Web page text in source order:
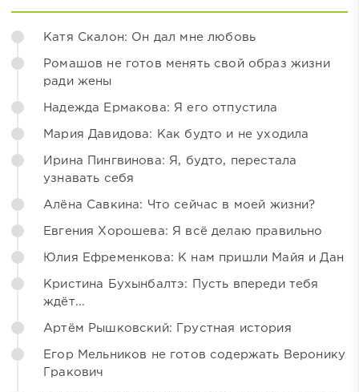
Катя Скалон: Он дал мне любовь
Ромашов не готов менять свой образ жизни
ради жены
Надежда Ермакова: Я его отпустила
Мария Давидова: Как будто и не уходила
Ирина Пингвинова: Я, будто, перестала
узнавать себя
Алёна Савкина: Что сейчас в моей жизни?
Евгения Хорошева: Я всё делаю правильно
Юлия Ефременкова: К нам пришли Майя и Дан
Кристина Бухынбалтэ: Пусть впереди тебя
ждёт...
Артём Рышковский: Грустная история
Егор Мельников не готов содержать Веронику
Гракович